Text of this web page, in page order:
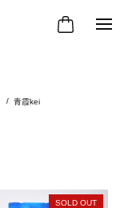
青霞kei
SOLD OUT